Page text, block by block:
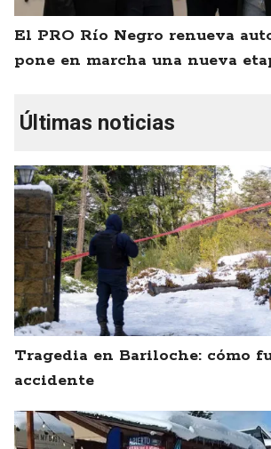
El PRO Río Negro renueva
pone en marcha una nueva
Últimas noticias
Tragedia en Bariloche: cómo
accidente